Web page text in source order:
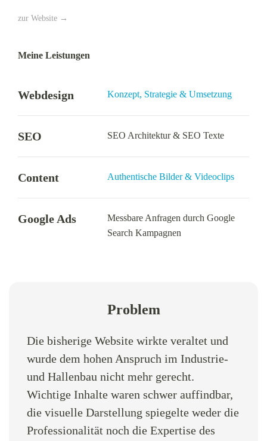
zur Website →
Meine Leistungen
Webdesign Konzept, Strategie & Umsetzung
SEO SEO Architektur & SEO Texte
Content Authentische Bilder & Videoclips
Google Ads
Messbare Anfragen durch Google
Search Kampagnen
Problem
Die bisherige Website wirkte veraltet und
wurde dem hohen Anspruch im Industrie-
und Hallenbau nicht mehr gerecht.
Wichtige Inhalte waren schwer auffindbar,
die visuelle Darstellung spiegelte weder die
Professionalität noch die Expertise des